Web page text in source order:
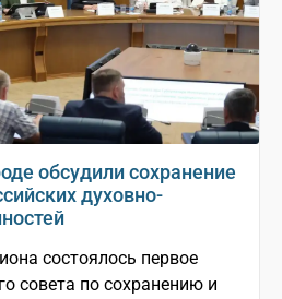
обсудили сохранение
духовно-
состоялось первое
совета по сохранению и